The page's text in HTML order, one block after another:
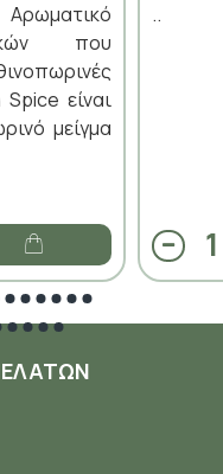
που
είναι
μείγμα
..